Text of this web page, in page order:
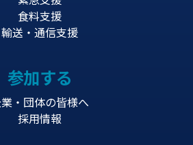
食料支援
輸送・通信支援
参加する
・団体の皆様へ
採用情報